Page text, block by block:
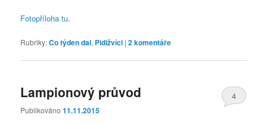
Fotopříloha tu.
Rubriky:Co týden dal, Pidižvíci |2komentáře
Lampionový průvod
Publikováno11.11.2015
4